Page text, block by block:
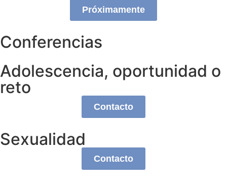
Próximamente
Conferencias
Adolescencia, oportunidad o
reto
Contacto
Sexualidad
Contacto